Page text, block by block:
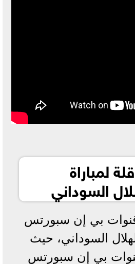
لمباراة
السوداني
بي إن سبورتس
السوداني، حيث
بي إن سبورتس